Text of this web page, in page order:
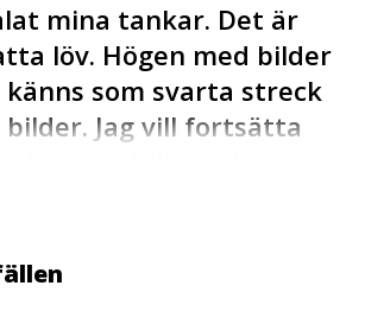
mina tankar. Det är
löv. Högen med bilder
känns som svarta streck
Jag vill fortsätta
sjunga och låta
till Aftonstjärnan